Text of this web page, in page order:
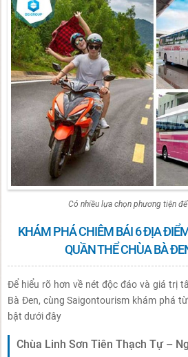
Có nhiều lựa chọn phương tiện
KHÁM PHÁ CHIÊM BÁI 6 ĐỊA
QUẦN THỂ CHÙA BÀ
Để hiểu rõ hơn về nét độc đáo và giá trị
Bà Đen, cùng Saigontourism khám phá
bật dưới đây
Chùa Linh Sơn Tiên Thạch Tự –